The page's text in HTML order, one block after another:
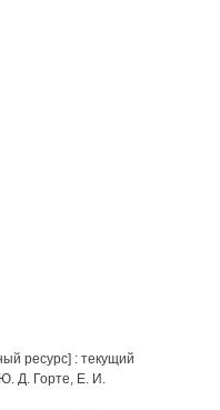
ресурс] : текущий
Ю. Д. Горте, Е. И.